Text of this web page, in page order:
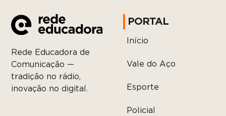
Rede Educadora de
Comunicação —
tradição no rádio,
inovação no digital.
PORTAL
Início
Vale do Aço
Esporte
Policial